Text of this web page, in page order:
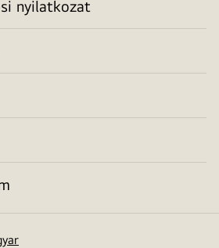
nyilatkozat